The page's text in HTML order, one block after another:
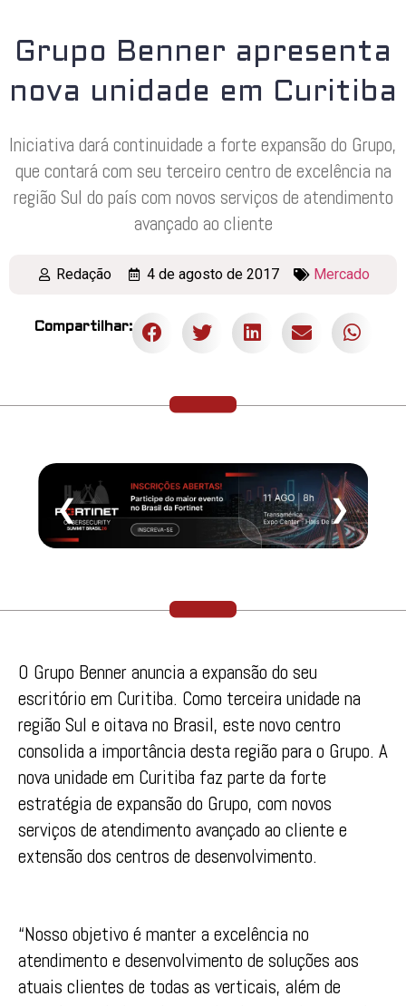
Grupo Benner apresenta
nova unidade em Curitiba
Iniciativa dará continuidade a forte expansão do Grupo,
que contará com seu terceiro centro de excelência na
região Sul do país com novos serviços de atendimento
avançado ao cliente
Redação 4 de agosto de 2017 Mercado
Compartilhar:
❮ ❯
O Grupo Benner anuncia a expansão do seu
escritório em Curitiba. Como terceira unidade na
região Sul e oitava no Brasil, este novo centro
consolida a importância desta região para o Grupo. A
nova unidade em Curitiba faz parte da forte
estratégia de expansão do Grupo, com novos
serviços de atendimento avançado ao cliente e
extensão dos centros de desenvolvimento.
“Nosso objetivo é manter a excelência no
atendimento e desenvolvimento de soluções aos
atuais clientes de todas as verticais, além de